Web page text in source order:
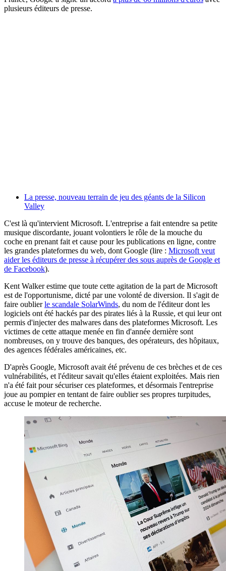
plusieurs éditeurs de presse.
La presse, nouveau terrain de jeu des géants de la Silicon
Valley
C'est là qu'intervient Microsoft. L'entreprise a fait entendre sa petite
musique discordante, jouant volontiers le rôle de la mouche du
coche en prenant fait et cause pour les publications en ligne, contre
les grandes plateformes du web, dont Google (lire : Microsoft veut
aider les éditeurs de presse à récupérer des sous auprès de Google et
de Facebook).
Kent Walker estime que toute cette agitation de la part de Microsoft
est de l'opportunisme, dicté par une volonté de diversion. Il s'agit de
faire oublierle scandale SolarWinds, du nom de l'éditeur dont les
logiciels ont été hackés par des pirates liés à la Russie, et qui leur ont
permis d'injecter des malwares dans des plateformes Microsoft. Les
victimes de cette attaque menée en fin d'année dernière sont
nombreuses, on y trouve des banques, des opérateurs, des hôpitaux,
des agences fédérales américaines, etc.
D'après Google, Microsoft avait été prévenu de ces brèches et de ces
vulnérabilités, et l'éditeur savait qu'elles étaient exploitées. Mais rien
n'a été fait pour sécuriser ces plateformes, et désormais l'entreprise
joue au pompier en tentant de faire oublier ses propres turpitudes,
accuse le moteur de recherche.